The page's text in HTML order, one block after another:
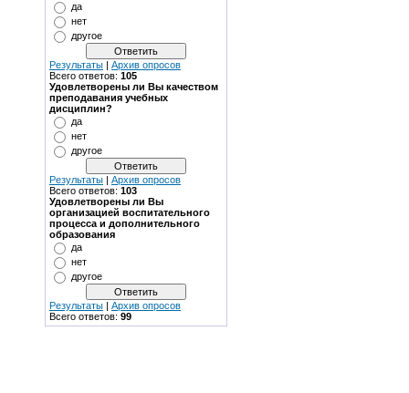
да
нет
другое
Результаты | Архив опросов
Всего ответов: 105
Удовлетворены ли Вы качеством
преподавания учебных
дисциплин?
да
нет
другое
Результаты | Архив опросов
Всего ответов: 103
Удовлетворены ли Вы
организацией воспитательного
процесса и дополнительного
образования
да
нет
другое
Результаты | Архив опросов
Всего ответов: 99